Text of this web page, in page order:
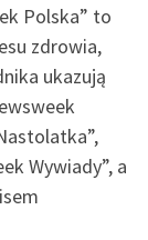
Polska” to
zdrowia,
ukazują
Wywiady”, a